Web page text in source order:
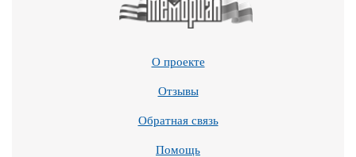
О проекте
Отзывы
Обратная связь
Помощь